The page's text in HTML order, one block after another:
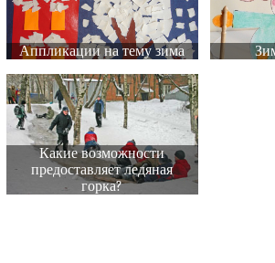
Аппликации на тему зима
Какие возможности
предоставляет ледяная
горка?